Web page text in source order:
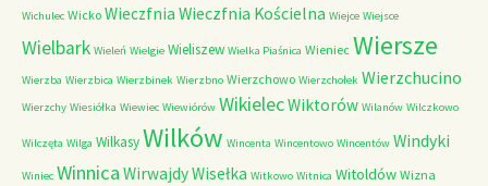
Wichulec Wicko Wieczfnia Wieczfnia Kościelna Wiejce Wiejsce
Wielbark Wieleń Wielgie Wieliszew Wielka Piaśnica Wieniec Wiersze
Wierzba Wierzbica Wierzbinek Wierzbno Wierzchowo Wierzchołek Wierzchucino
Wierzchy Wiesiółka Wiewiec Wiewiórów WikielecWiktorów Wilanów Wilczkowo
Wilczęta Wilga WilkasyWilków Wincenta Wincentowo Wincentów Windyki
Winiec Winnica WirwajdyWisełka Witkowo Witnica Witoldów Wizna